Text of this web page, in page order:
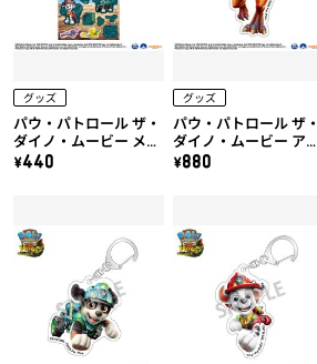
グッズ
パウ・パトロール ザ・
ダイノ・ムービー メタ
リックシールシート
\440
グッズ
パウ・パトロール ザ・
ダイノ・ムービー アク
リルキーホルダー（テ
\880